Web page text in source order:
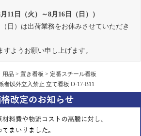
11日（火）～8月16日（日））
日）は出荷業務をお休みさせていただき
ようお願い申し上げます。
用品 置き看板
定番スチール看板
者以外立入禁止 立て看板 O-17-B11